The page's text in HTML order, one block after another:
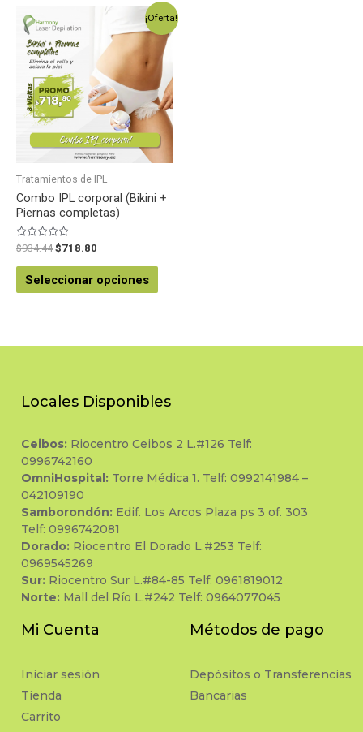
¡Oferta!
Tratamientos de IPL
Combo IPL corporal (Bikini +
Piernas completas)
Valorado
en
0
de
$934.44 $718.80
Seleccionar opciones
Locales Disponibles
Ceibos: Riocentro Ceibos 2 L.#126 Telf:
0996742160
OmniHospital: Torre Médica 1. Telf: 0992141984 –
042109190
Samborondón: Edif. Los Arcos Plaza ps 3 of. 303
Telf: 0996742081
Dorado: Riocentro El Dorado L.#253 Telf:
0969545269
Sur: Riocentro Sur L.#84-85 Telf: 0961819012
Norte: Mall del Río L.#242 Telf: 0964077045
Mi Cuenta
Iniciar sesión
Tienda
Carrito
Métodos de pago
Depósitos o Transferencias
Bancarias